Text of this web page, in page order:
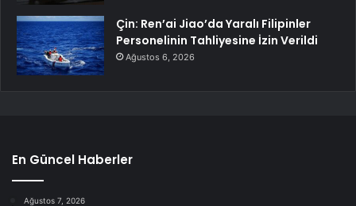
Çin: Ren’ai Jiao’da Yaralı Filipinler
Personelinin Tahliyesine İzin Verildi
Ağustos 6, 2026
En Güncel Haberler
Ağustos 7, 2026